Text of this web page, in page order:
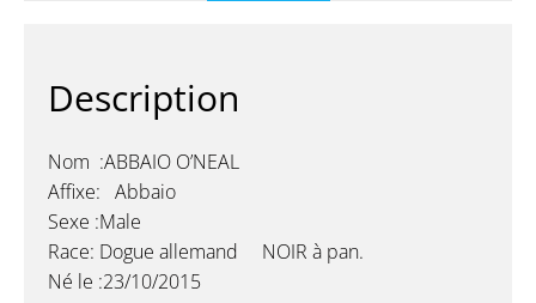
Description
Nom :ABBAIO O’NEAL
Affixe: Abbaio
Sexe :Male
Race: Dogue allemand NOIR à pan.
Né le :23/10/2015